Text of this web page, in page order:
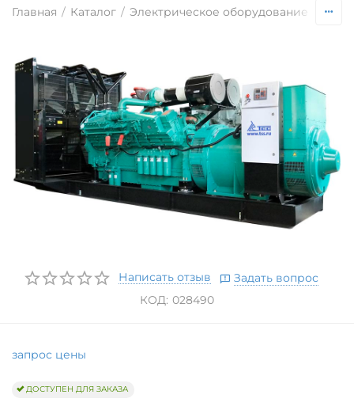
Главная / Каталог / Электрическое оборудование
Написать отзыв
Задать вопрос
КОД: 028490
запрос цены
ДОСТУПЕН ДЛЯ ЗАКАЗА